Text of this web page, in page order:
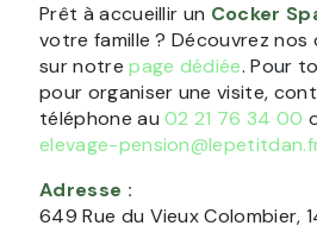
Prêt à accueillir un Cocker
votre famille ? Découvrez
sur notrepage dédiée. Pour
pour organiser une visite,
téléphone au02 21 76 34 00
elevage-
Adresse :
649 Rue du Vieux Colombier,